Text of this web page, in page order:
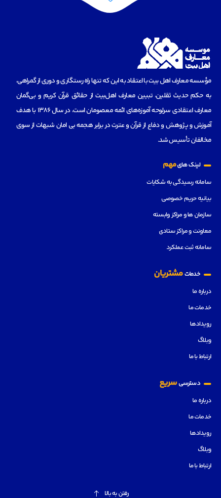
مؤسسه‌ معارف اهل بیت با اعتقاد به این که تنها راه رستگاری و دوری از گمراهی،
به حکم حدیث ثقلین، تبیین معارف اهل‌بیت از حقائق قرآن کریم و بی‌گمان
معارف اعتقادی سرلوحه آموزه‌های ائمه معصومان است، در سال 1386 با هدف
آموزش و پژوهش و دفاع از قرآن و عترت در برابر هجمه بی امان شبهات از سوی
مخالفان تأسیس شد.
لینک هایمهم
سامانه رسیدگی به شکایات
بیانیه حریم خصوصی
سازمان ها و مراکز وابسته
معاونت و مراکز ستادی
سامانه ثبت عملکرد
خدماتمشتریان
درباره ما
خدمات ما
رویدادها
وبلاگ
ارتباط با ما
دسترسیسریع
درباره ما
خدمات ما
رویدادها
وبلاگ
ارتباط با ما
رفتن به بالا